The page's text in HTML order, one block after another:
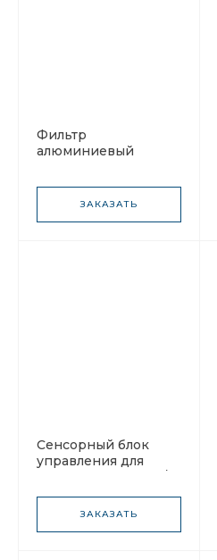
Фильтр
алюминиевый
265х315х8мм
ЗАКАЗАТЬ
Сенсорный блок
управления для
ЗАКАЗАТЬ